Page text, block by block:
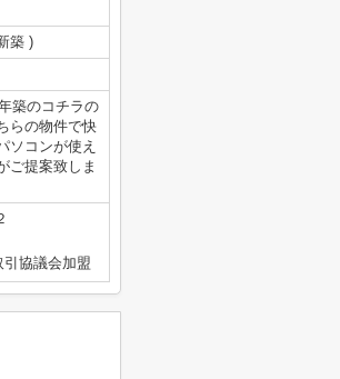
築 )
築のコチラの
らの物件で快
ソコンが使え
ご提案致しま
引協議会加盟